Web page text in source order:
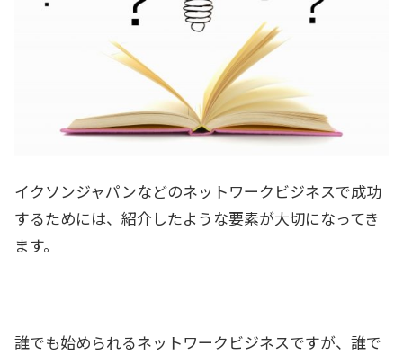
イクソンジャパンなどのネットワークビジネスで成功
するためには、紹介したような要素が大切になってき
ます。
誰でも始められるネットワークビジネスですが、誰で